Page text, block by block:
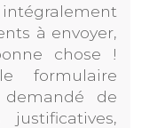
à envoyer,
chose !
formulaire
de